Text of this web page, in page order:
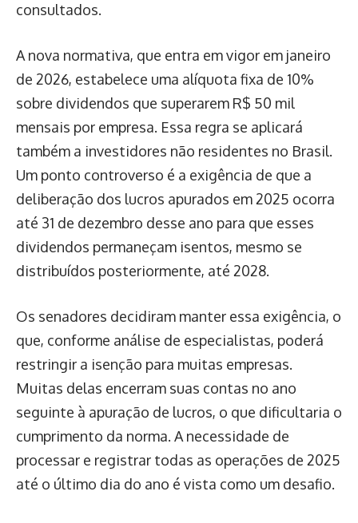
consultados.
A nova normativa, que entra em vigor em janeiro
de 2026, estabelece uma alíquota fixa de 10%
sobre dividendos que superarem R$ 50 mil
mensais por empresa. Essa regra se aplicará
também a investidores não residentes no Brasil.
Um ponto controverso é a exigência de que a
deliberação dos lucros apurados em 2025 ocorra
até 31 de dezembro desse ano para que esses
dividendos permaneçam isentos, mesmo se
distribuídos posteriormente, até 2028.
Os senadores decidiram manter essa exigência, o
que, conforme análise de especialistas, poderá
restringir a isenção para muitas empresas.
Muitas delas encerram suas contas no ano
seguinte à apuração de lucros, o que dificultaria o
cumprimento da norma. A necessidade de
processar e registrar todas as operações de 2025
até o último dia do ano é vista como um desafio.